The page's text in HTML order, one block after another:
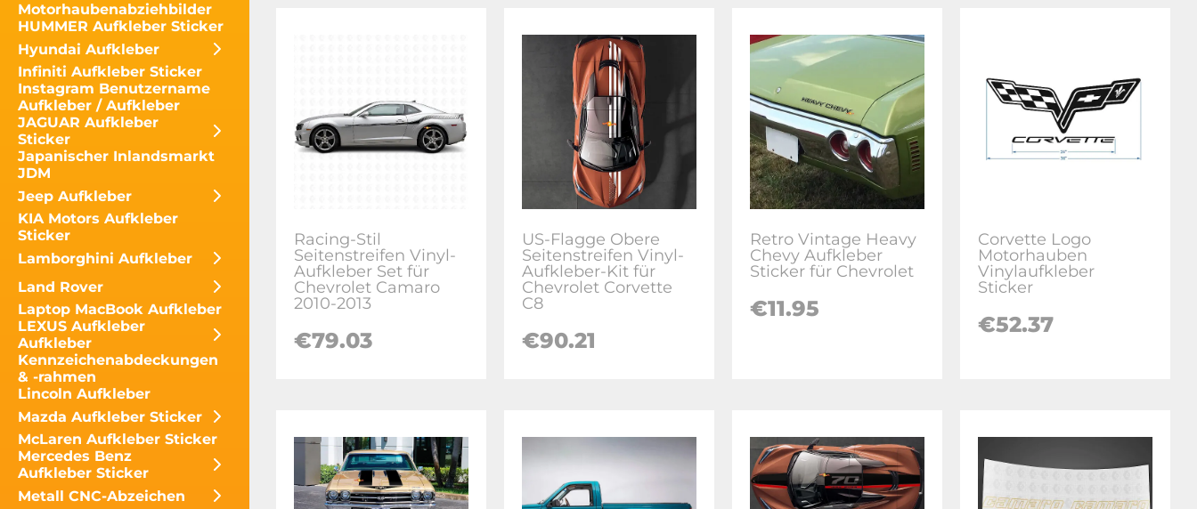
Motorhaubenabziehbilder
HUMMER Aufkleber Sticker
Hyundai Aufkleber
Infiniti Aufkleber Sticker
Instagram Benutzername
Aufkleber / Aufkleber
JAGUAR Aufkleber
Sticker
Japanischer Inlandsmarkt
JDM
Jeep Aufkleber
KIA Motors Aufkleber
Sticker
Lamborghini Aufkleber
Land Rover
Laptop MacBook Aufkleber
LEXUS Aufkleber
Aufkleber
Kennzeichenabdeckungen
& -rahmen
Lincoln Aufkleber
Mazda Aufkleber Sticker
McLaren Aufkleber Sticker
Mercedes Benz
Aufkleber Sticker
Metall CNC-Abzeichen
Racing-Stil
Seitenstreifen Vinyl-
Aufkleber Set für
Chevrolet Camaro
2010-2013
€79.03
US-Flagge Obere
Seitenstreifen Vinyl-
Aufkleber-Kit für
Chevrolet Corvette
C8
€90.21
Retro Vintage Heavy
Chevy Aufkleber
Sticker für Chevrolet
€11.95
Corvette Logo
Motorhauben
Vinylaufkleber
Sticker
€52.37